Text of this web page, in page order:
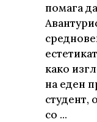
помага
како
на еден
студент,
со